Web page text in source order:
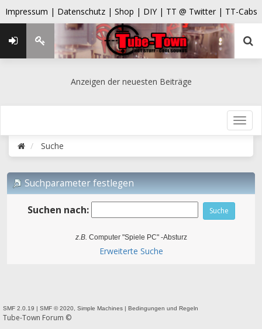
Impressum | Datenschutz | Shop | DIY | TT @ Twitter | TT-Cabs
Anzeigen der neuesten Beiträge
Suche
Suchparameter festlegen
Suchen nach:
z.B. Computer "Spiele PC" -Absturz
Erweiterte Suche
SMF 2.0.19 | SMF © 2020 Simple Machines | Bedingungen und Regeln
Tube-Town Forum ©